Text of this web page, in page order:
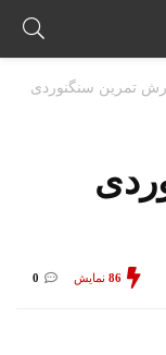
تمرین سنگنوردی
86 نمایش 0